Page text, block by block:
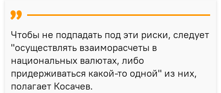
Чтобы не подпадать под эти риски, следует
"осуществлять взаиморасчеты в
национальных валютах, либо
придерживаться какой-то одной" из них,
полагает Косачев.